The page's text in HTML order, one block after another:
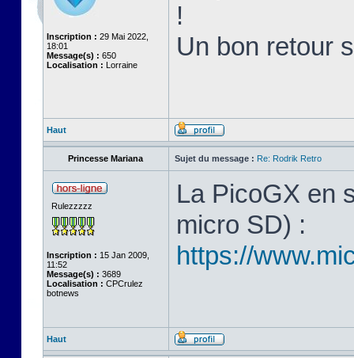
Inscription : 29 Mai 2022,
18:01
Message(s) : 650
Localisation : Lorraine
!
Un bon retour
Haut
Princesse Mariana Sujet du message : Re: Rodrik Retro
Rulezzzzz
Inscription : 15 Jan 2009,
11:52
Message(s) : 3689
Localisation : CPCrulez
botnews
La PicoGX en
micro SD) :
https://
Haut